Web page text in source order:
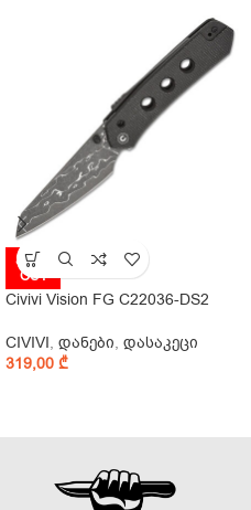
SOLD
OUT
Civivi Vision FG C22036-DS2
CIVIVI, დანები, დასაკეცი
319,00 ₾